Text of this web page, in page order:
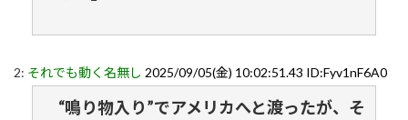
2: それでも動く名無し 2025/09/05(金) 10:02:51.43 ID:Fyv1nF6A0
“鳴り物入り”でアメリカへと渡ったが、そ